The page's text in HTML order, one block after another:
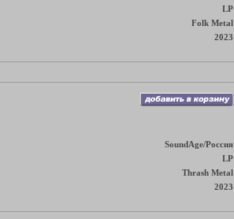
LP
Folk Metal
2023
SoundAge/Россия
LP
Thrash Metal
2023